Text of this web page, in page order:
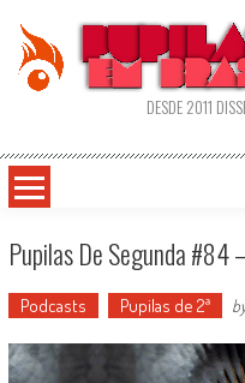
content
DESDE 2011
Pupilas De Segunda #84
Podcasts Pupilas de 2ª